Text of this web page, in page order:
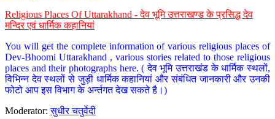
Religious Places Of Uttarakhand - देव भूमि उत्तराखण्ड के प्रसिद्ध देव
मन्दिर एवं धार्मिक कहानियां
You will get the complete information of various religious places of
Dev-Bhoomi Uttarakhand , various stories related to those religious
places and their photographs here. ( देव भूमि उत्तराखंड के धार्मिक स्थलों,
विभिन्न देव स्थलों से जुड़ी धार्मिक कहानियां और संबंधित जानकारी और उनकी
फोटो आप इस विभाग के अर्न्तगत देख सकते है।)
Moderator:सुधीर चतुर्वेदी